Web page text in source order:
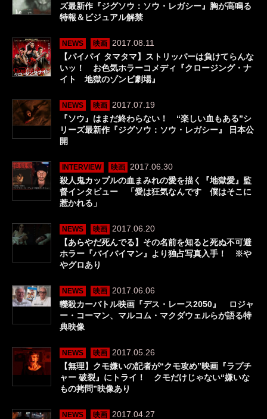
ズ最新作『ジグソウ：ソウ・レガシー』胸が高鳴る
特報＆ビジュアル解禁
NEWS 映画
2017.08.11
【パイパイ タマタマ】ストリッパーは負けてらんな
いッ！ お色気ホラーコメディ『クロージング・ナ
イト 地獄のゾンビ劇場』
NEWS 映画
2017.07.19
『ソウ』はまだ終わらない！ “楽しい血もある”シ
リーズ最新作『ジグソウ：ソウ・レガシー』 日本公
開
INTERVIEW 映画
2017.06.30
殺人鬼カップルの血まみれの愛を描く『地獄愛』監
督インタビュー 「愛は狂気なんです 僕はそこに
惹かれる」
NEWS 映画
2017.06.20
【あらやだ死んでる】その名前を知ると死ぬ不可避
ホラー『バイバイマン』より独占写真入手！ ※や
やグロあり
NEWS 映画
2017.06.06
轢殺カーバトル映画『デス・レース2050』 ロジャ
ー・コーマン、マルコム・マクダウェルらが語る特
典映像
NEWS 映画
2017.05.26
【無理】クモ嫌いの記者が“クモ攻め”映画『ラプチ
ャー 破裂』にトライ！ クモだけじゃない“嫌いな
もの拷問”映像あり
NEWS 映画 2017.04.27